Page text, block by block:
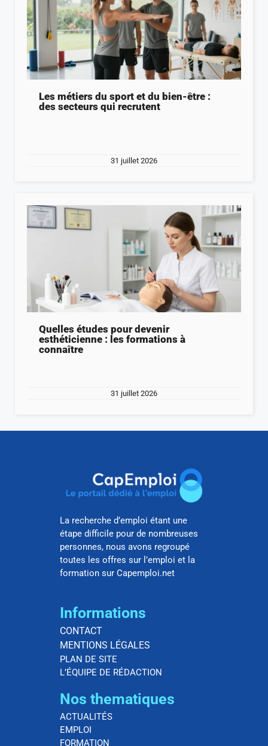
Les métiers du sport et du bien-être :
des secteurs qui recrutent
31 juillet 2026
Quelles études pour devenir
esthéticienne : les formations à
connaître
31 juillet 2026
La recherche d’emploi étant une
étape difficile pour de nombreuses
personnes, nous avons regroupé
toutes les offres sur l’emploi et la
formation sur Capemploi.net
Informations
CONTACT
MENTIONS LÉGALES
PLAN DE SITE
L’ÉQUIPE DE RÉDACTION
Nos thematiques
ACTUALITÉS
EMPLOI
FORMATION